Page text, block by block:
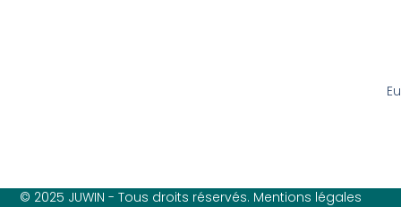
© 2025 JUWIN - Tous droits réservés. Mentions légales